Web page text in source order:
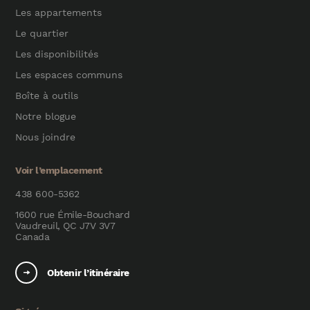
Les appartements
Le quartier
Les disponibilités
Les espaces communs
Boîte à outils
Notre blogue
Nous joindre
Voir l’emplacement
438 600-5362
1600 rue Émile-Bouchard
Vaudreuil, QC J7V 3V7
Canada
Obtenir l’itinéraire